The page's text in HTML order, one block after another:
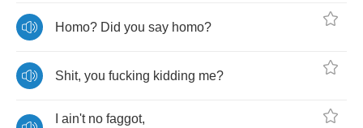
Homo? Did you say homo?
Shit, you fucking kidding me?
ain't no faggot,